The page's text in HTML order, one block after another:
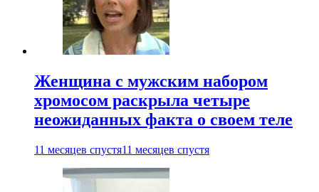
Женщина с мужским набором
хромосом раскрыла четыре
неожиданных факта о своем теле
11 месяцев спустя11 месяцев спустя